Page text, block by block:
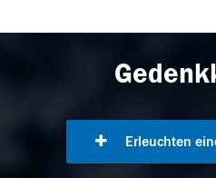
Erleuchten